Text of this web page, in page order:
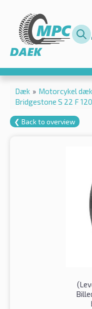
Dæk » Motorcykel dæk
Bridgestone S 22 F
❮ Back to overview
(